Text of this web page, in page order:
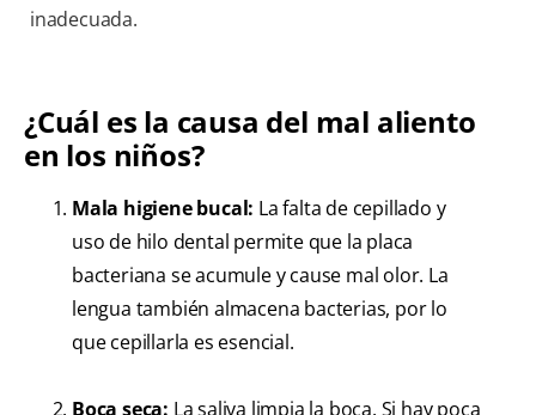
inadecuada.
¿Cuál es la causa del mal aliento
en los niños?
Mala higiene bucal: La falta de cepillado y
uso de hilo dental permite que la placa
bacteriana se acumule y cause mal olor. La
lengua también almacena bacterias, por lo
que cepillarla es esencial.
Boca seca: La saliva limpia la boca. Si hay poca